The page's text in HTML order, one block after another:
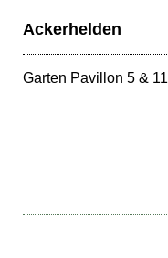
Ackerhelden
Garten Pavillon 5 & 11